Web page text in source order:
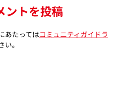
ントを投稿
あたってはコミュニティガイドラ
。